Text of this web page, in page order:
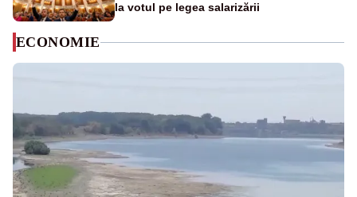
la votul pe legea salarizării
ECONOMIE